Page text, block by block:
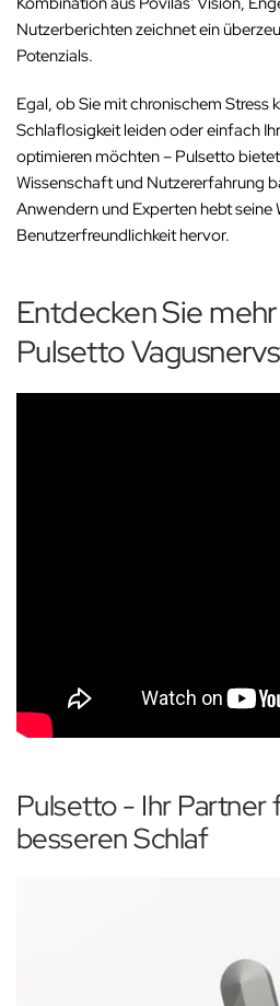
Nutzerberichten zeichnet ein
Potenzials.
Egal, ob Sie mit chronischem Stress
Schlaflosigkeit leiden oder einfach
optimieren möchten – Pulsetto
Wissenschaft und Nutzererfahrung
Anwendern und Experten hebt seine
Benutzerfreundlichkeit hervor.
Entdecken Sie
Pulsetto
Pulsetto - Ihr Partner
besseren Schlaf